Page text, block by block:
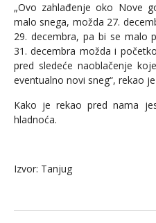
„Ovo zahlađenje oko Nove
malo snega, možda 27.
29. decembra, pa bi se malo
31. decembra možda i
pred sledeće naoblačenje
eventualno novi sneg“, rekao
Kako je rekao pred nama
hladnoća.
Izvor: Tanjug